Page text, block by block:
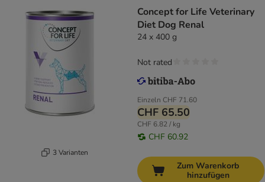
3 Varianten
Concept for Life Veterinary
Diet Dog Renal
24 x 400 g
Einzeln CHF 71.60
CHF 65.50
CHF 6.82 / kg
CHF 60.92
Not rated
Zum Warenkorb
hinzufügen